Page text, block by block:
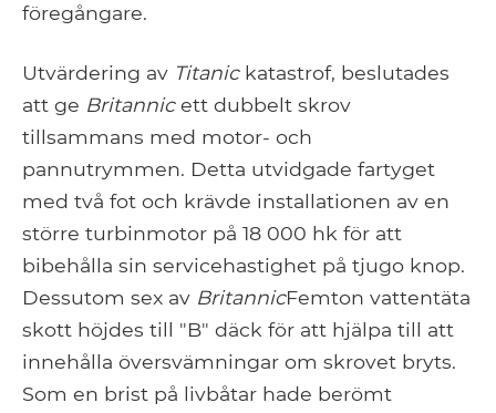
föregångare.
Utvärdering av Titanickatastrof, beslutades
att ge Britannicett dubbelt skrov
tillsammans med motor- och
pannutrymmen. Detta utvidgade fartyget
med två fot och krävde installationen av en
större turbinmotor på 18 000 hk för att
bibehålla sin servicehastighet på tjugo knop.
Dessutom sex av BritannicFemton vattentäta
skott höjdes till "B" däck för att hjälpa till att
innehålla översvämningar om skrovet bryts.
Som en brist på livbåtar hade berömt